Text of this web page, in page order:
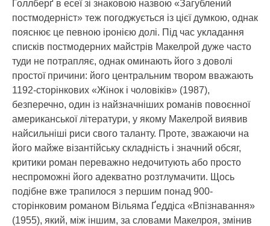
Голлберґ в есеї зі знаковою назвою «Загублений
постмодерніст» теж погоджується із цієї думкою, однак
пояснює це певною іронією долі. Під час укладання
списків постмодерних майстрів Макелрой дуже часто
туди не потрапляє, однак оминають його з доволі
простої причини: його центральним твором вважають
1192-сторінкових «Жінок і чоловіків» (1987),
безперечно, один із найзначніших романів повоєнної
американської літератури, у якому Макелрой виявив
найсильніші риси свого таланту. Проте, зважаючи на
його майже візантійську складність і значний обсяг,
критики роман переважно недочитують або просто
неспроможні його адекватно розтлумачити. Щось
подібне вже трапилося з першим понад 900-
сторінковим романом Вільяма Ґеддіса «Впізнавання»
(1955), який, між іншим, за словами Макелроя, змінив